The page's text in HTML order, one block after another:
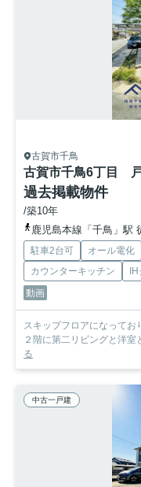
古賀市千鳥
古賀市千鳥6丁目
過去掲載物件
/築10年
鹿児島本線「千鳥」駅
駐車2台可 オール電化
カウンターキッチン
動画
スキップフロアになってお
２階に第二リビングと洋
る
中古一戸建